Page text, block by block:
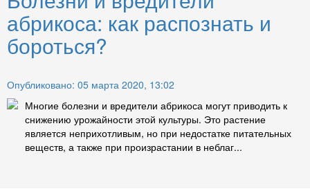
абрикоса: как распознать и
бороться?
Опубликовано: 05 марта 2020, 13:02
Многие болезни и вредители абрикоса могут приводить к
снижению урожайности этой культуры. Это растение
является неприхотливым, но при недостатке питательных
веществ, а также при произрастании в неблаг...